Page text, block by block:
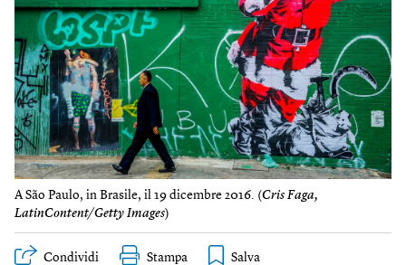
A São Paulo, in Brasile, il 19 dicembre 2016. (Cris Faga,
LatinContent/Getty Images)
Condividi Stampa